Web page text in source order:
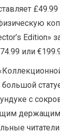
Edition»
или
большой
с